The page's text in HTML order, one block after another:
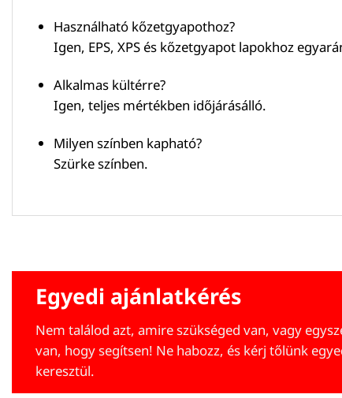
Használható kőzetgyapothoz?
Igen, EPS, XPS és kőzetgyapot lapokhoz
Alkalmas kültérre?
Igen, teljes mértékben időjárásálló.
Milyen színben kapható?
Szürke színben.
Egyedi ajánlatkérés
Nem találod azt, amire szükséged van, vagy
van, hogy segítsen! Ne habozz, és kérj tőlünk
keresztül.